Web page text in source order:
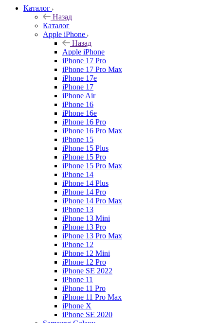
Каталог
Назад
Каталог
Apple iPhone
Назад
Apple iPhone
iPhone 17 Pro
iPhone 17 Pro Max
iPhone 17e
iPhone 17
iPhone Air
iPhone 16
iPhone 16e
iPhone 16 Pro
iPhone 16 Pro Max
iPhone 15
iPhone 15 Plus
iPhone 15 Pro
iPhone 15 Pro Max
iPhone 14
iPhone 14 Plus
iPhone 14 Pro
iPhone 14 Pro Max
iPhone 13
iPhone 13 Mini
iPhone 13 Pro
iPhone 13 Pro Max
iPhone 12
iPhone 12 Mini
iPhone 12 Pro
iPhone SE 2022
iPhone 11
iPhone 11 Pro
iPhone 11 Pro Max
iPhone X
iPhone SE 2020